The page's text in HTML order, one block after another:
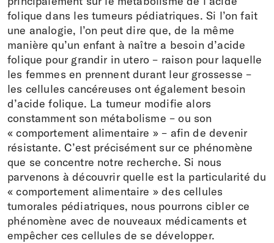
folique dans les tumeurs pédiatriques. Si l’on fait
une analogie, l’on peut dire que, de la même
manière qu’un enfant à naître a besoin d’acide
folique pour grandir in utero – raison pour laquelle
les femmes en prennent durant leur grossesse –
les cellules cancéreuses ont également besoin
d’acide folique. La tumeur modifie alors
constamment son métabolisme – ou son
« comportement alimentaire » – afin de devenir
résistante. C’est précisément sur ce phénomène
que se concentre notre recherche. Si nous
parvenons à découvrir quelle est la particularité du
« comportement alimentaire » des cellules
tumorales pédiatriques, nous pourrons cibler ce
phénomène avec de nouveaux médicaments et
empêcher ces cellules de se développer.